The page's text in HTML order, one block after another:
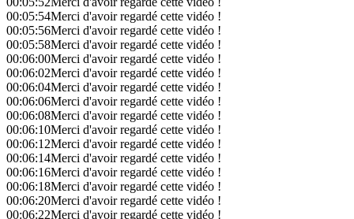
00:05:54Merci d'avoir regardé cette vidéo !
00:05:56Merci d'avoir regardé cette vidéo !
00:05:58Merci d'avoir regardé cette vidéo !
00:06:00Merci d'avoir regardé cette vidéo !
00:06:02Merci d'avoir regardé cette vidéo !
00:06:04Merci d'avoir regardé cette vidéo !
00:06:06Merci d'avoir regardé cette vidéo !
00:06:08Merci d'avoir regardé cette vidéo !
00:06:10Merci d'avoir regardé cette vidéo !
00:06:12Merci d'avoir regardé cette vidéo !
00:06:14Merci d'avoir regardé cette vidéo !
00:06:16Merci d'avoir regardé cette vidéo !
00:06:18Merci d'avoir regardé cette vidéo !
00:06:20Merci d'avoir regardé cette vidéo !
00:06:22Merci d'avoir regardé cette vidéo !